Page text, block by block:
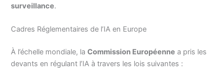
surveillance.
Cadres Réglementaires de l’IA en Europe
À l’échelle mondiale, laCommission Européenne a pris les
devants en régulant l’IA à travers les lois suivantes :